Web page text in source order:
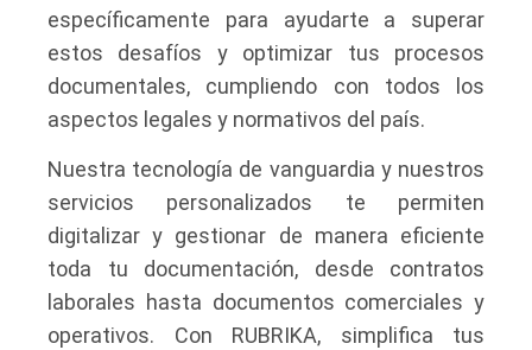
específicamente para ayudarte a superar
estos desafíos y optimizar tus procesos
documentales, cumpliendo con todos los
aspectos legales y normativos del país.
Nuestra tecnología de vanguardia y nuestros
servicios personalizados te permiten
digitalizar y gestionar de manera eficiente
toda tu documentación, desde contratos
laborales hasta documentos comerciales y
operativos. Con RUBRIKA, simplifica tus